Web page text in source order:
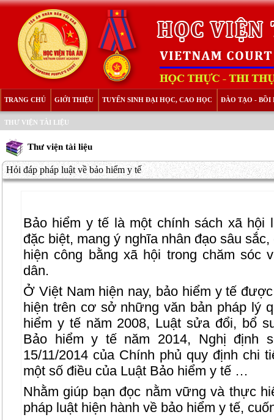
TRANG CHỦ GIỚI THIỆU TUYỂN SINH ĐẠI HỌC, CAO HỌC ĐÀO TẠO - BỒI
THƯ VIỆN TÀI LIỆU
Thư viện tài liệu
Hỏi đáp pháp luật về bảo hiểm y tế
Bảo hiểm y tế là một chính sách xã hội
đặc biệt, mang ý nghĩa nhân đạo sâu
hiện công bằng xã hội trong chăm sóc
dân.
Ở Việt Nam hiện nay, bảo hiểm y tế
hiện trên cơ sở những văn bản pháp lý
hiểm y tế năm 2008, Luật sửa đổi, bổ
Bảo hiểm y tế năm 2014, Nghị định
15/11/2014 của Chính phủ quy định chi
một số điều của Luật Bảo hiểm y tế …
Nhằm giúp bạn đọc nằm vững và thực
pháp luật hiện hành về bảo hiểm y tế,